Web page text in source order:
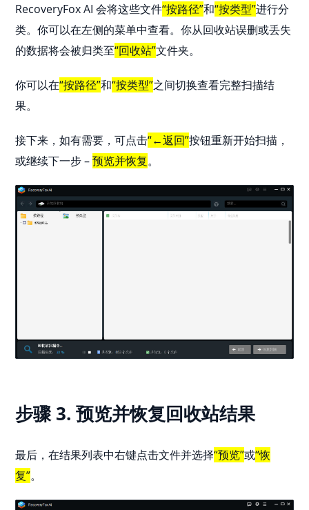
RecoveryFox AI 会将这些文件“按路径”和“按类型”进行分
类。你可以在左侧的菜单中查看。你从回收站误删或丢失
的数据将会被归类至“回收站”文件夹。
你可以在“按路径”和“按类型”之间切换查看完整扫描结
果。
接下来，如有需要，可点击“←返回”按钮重新开始扫描，
或继续下一步 –预览并恢复。
步骤 3. 预览并恢复回收站结果
最后，在结果列表中右键点击文件并选择“预览”或“恢
复”。